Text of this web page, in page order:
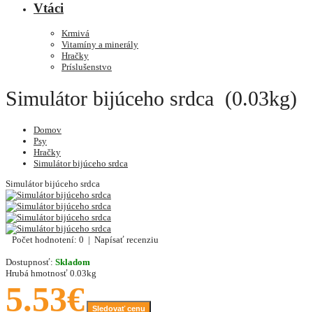
Vtáci
Krmivá
Vitamíny a minerály
Hračky
Príslušenstvo
Simulátor bijúceho srdca (0.03kg)
Domov
Psy
Hračky
Simulátor bijúceho srdca
Simulátor bijúceho srdca
Počet hodnotení: 0 | Napísať recenziu
Dostupnosť: Skladom
Hrubá hmotnosť 0.03kg
5.53€
Sledovať cenu